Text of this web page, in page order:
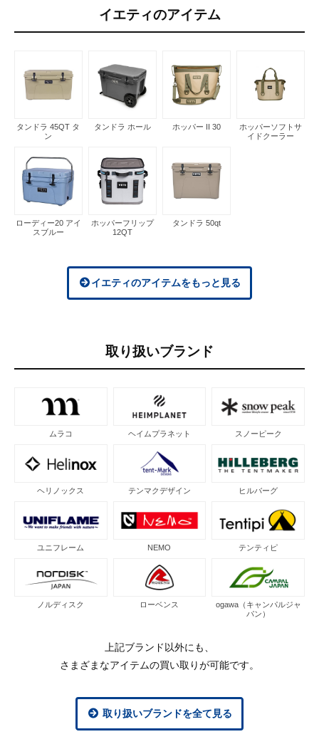
イエティのアイテム
タンドラ 45QT タ
ン
タンドラ ホール ホッパー II 30
ホッパーソフトサ
イドクーラー
ローディー20 アイ
スブルー
ホッパーフリップ
12QT
タンドラ 50qt
イエティのアイテムをもっと見る
取り扱いブランド
ムラコ ヘイムプラネット スノーピーク
ヘリノックス テンマクデザイン ヒルバーグ
ユニフレーム NEMO テンティピ
ノルディスク ローベンス
ogawa（キャンパルジャ
パン）
上記ブランド以外にも、
さまざまなアイテムの買い取りが可能です。
取り扱いブランドを全て見る